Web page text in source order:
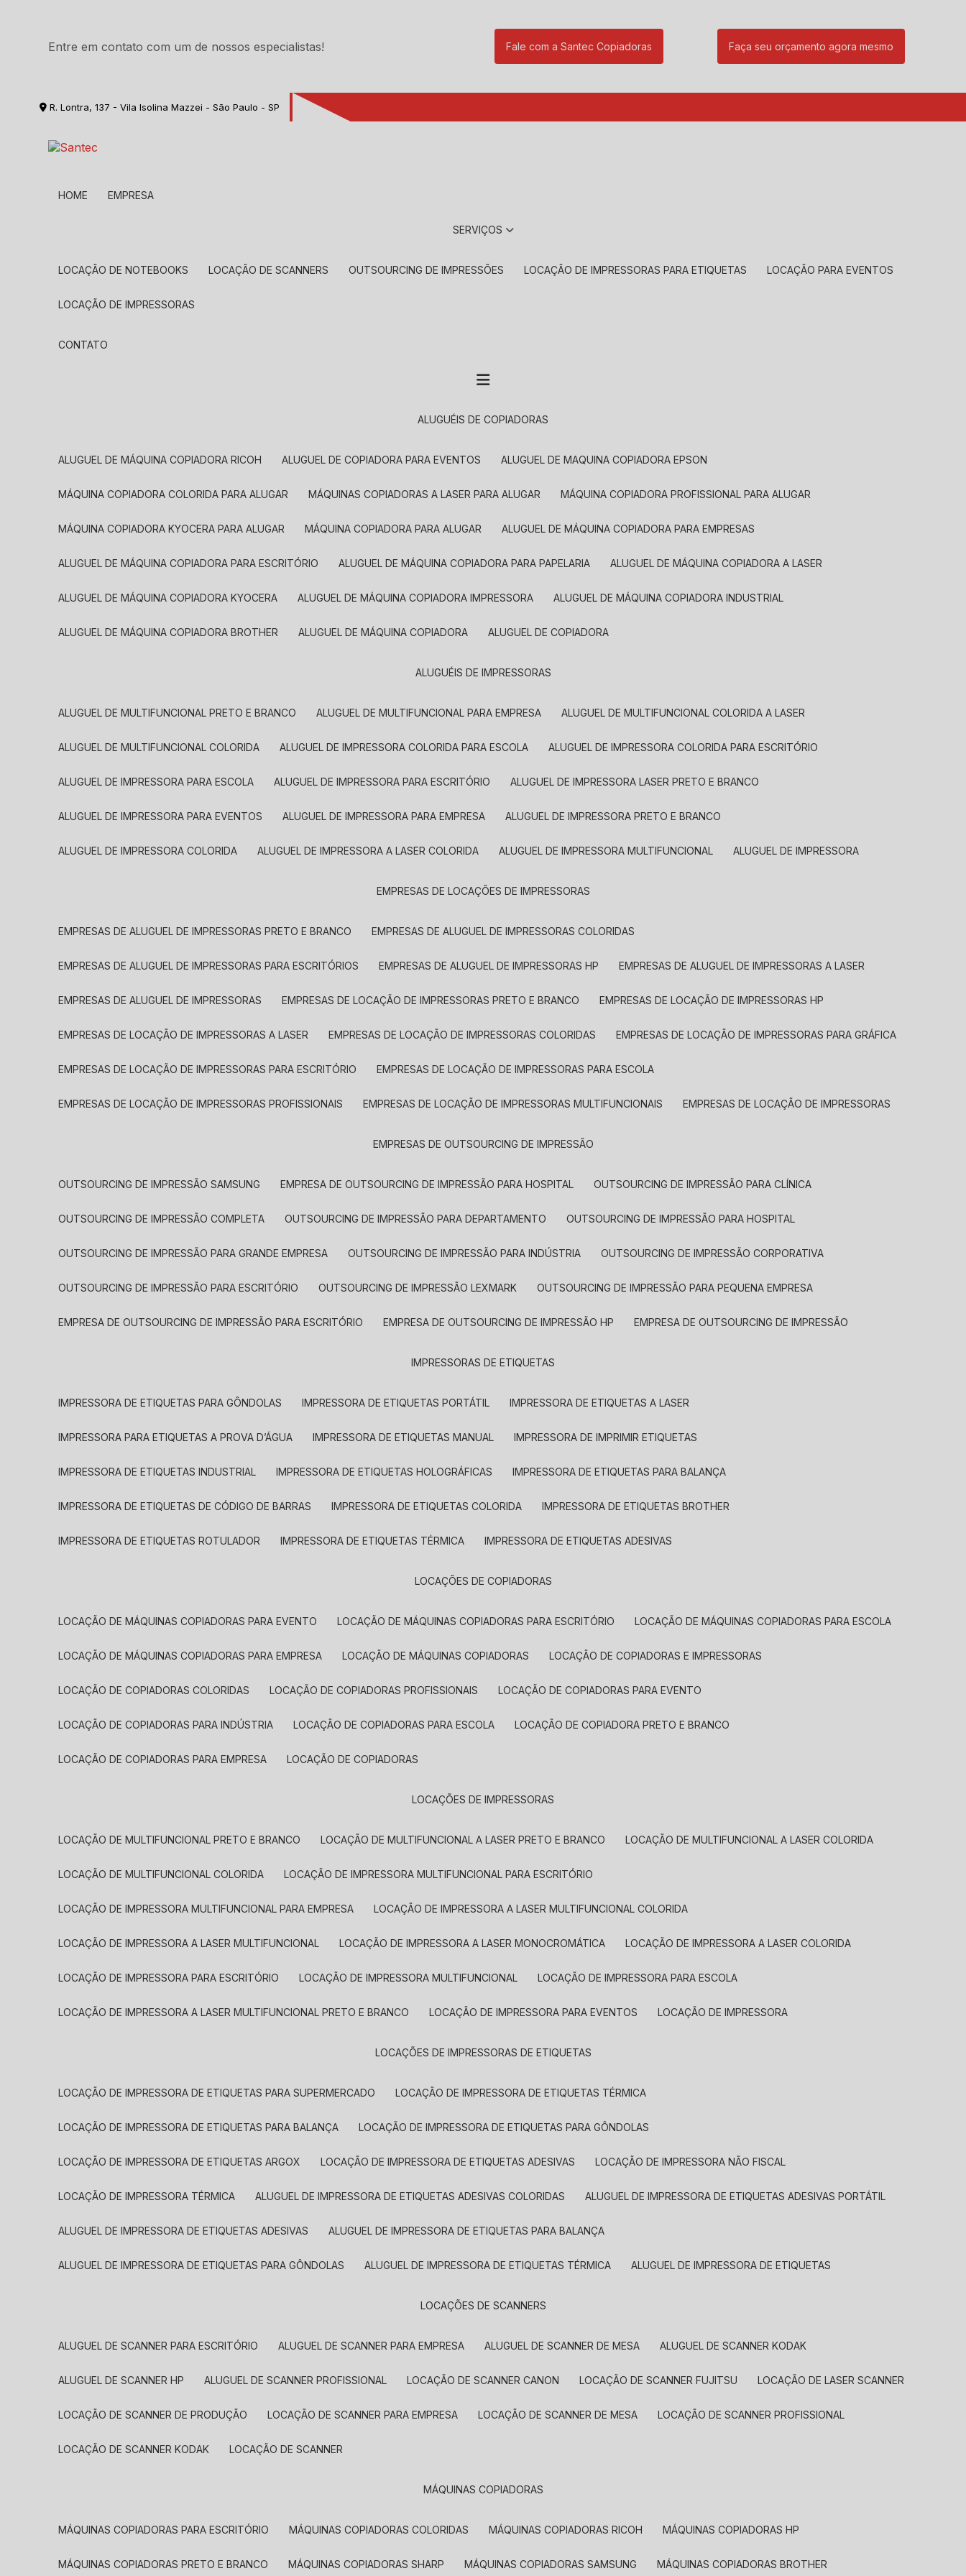
Entre em contato com um de nossos especialistas! Fale com a Santec Copiadoras Faça seu orçamento agora mesmo
R. Lontra, 137 - Vila Isolina Mazzei - São Paulo - SP
HOME EMPRESA
SERVIÇOS
LOCAÇÃO DE NOTEBOOKS LOCAÇÃO DE SCANNERS OUTSOURCING DE IMPRESSÕES LOCAÇÃO DE IMPRESSORAS PARA ETIQUETAS LOCAÇÃO PARA EVENTOS
LOCAÇÃO DE IMPRESSORAS
CONTATO
ALUGUÉIS DE COPIADORAS
ALUGUEL DE MÁQUINA COPIADORA RICOH ALUGUEL DE COPIADORA PARA EVENTOS ALUGUEL DE MAQUINA COPIADORA EPSON
MÁQUINA COPIADORA COLORIDA PARA ALUGAR MÁQUINAS COPIADORAS A LASER PARA ALUGAR MÁQUINA COPIADORA PROFISSIONAL PARA ALUGAR
MÁQUINA COPIADORA KYOCERA PARA ALUGAR MÁQUINA COPIADORA PARA ALUGAR ALUGUEL DE MÁQUINA COPIADORA PARA EMPRESAS
ALUGUEL DE MÁQUINA COPIADORA PARA ESCRITÓRIO ALUGUEL DE MÁQUINA COPIADORA PARA PAPELARIA ALUGUEL DE MÁQUINA COPIADORA A LASER
ALUGUEL DE MÁQUINA COPIADORA KYOCERA ALUGUEL DE MÁQUINA COPIADORA IMPRESSORA ALUGUEL DE MÁQUINA COPIADORA INDUSTRIAL
ALUGUEL DE MÁQUINA COPIADORA BROTHER ALUGUEL DE MÁQUINA COPIADORA ALUGUEL DE COPIADORA
ALUGUÉIS DE IMPRESSORAS
ALUGUEL DE MULTIFUNCIONAL PRETO E BRANCO ALUGUEL DE MULTIFUNCIONAL PARA EMPRESA ALUGUEL DE MULTIFUNCIONAL COLORIDA A LASER
ALUGUEL DE MULTIFUNCIONAL COLORIDA ALUGUEL DE IMPRESSORA COLORIDA PARA ESCOLA ALUGUEL DE IMPRESSORA COLORIDA PARA ESCRITÓRIO
ALUGUEL DE IMPRESSORA PARA ESCOLA ALUGUEL DE IMPRESSORA PARA ESCRITÓRIO ALUGUEL DE IMPRESSORA LASER PRETO E BRANCO
ALUGUEL DE IMPRESSORA PARA EVENTOS ALUGUEL DE IMPRESSORA PARA EMPRESA ALUGUEL DE IMPRESSORA PRETO E BRANCO
ALUGUEL DE IMPRESSORA COLORIDA ALUGUEL DE IMPRESSORA A LASER COLORIDA ALUGUEL DE IMPRESSORA MULTIFUNCIONAL ALUGUEL DE IMPRESSORA
EMPRESAS DE LOCAÇÕES DE IMPRESSORAS
EMPRESAS DE ALUGUEL DE IMPRESSORAS PRETO E BRANCO EMPRESAS DE ALUGUEL DE IMPRESSORAS COLORIDAS
EMPRESAS DE ALUGUEL DE IMPRESSORAS PARA ESCRITÓRIOS EMPRESAS DE ALUGUEL DE IMPRESSORAS HP EMPRESAS DE ALUGUEL DE IMPRESSORAS A LASER
EMPRESAS DE ALUGUEL DE IMPRESSORAS EMPRESAS DE LOCAÇÃO DE IMPRESSORAS PRETO E BRANCO EMPRESAS DE LOCAÇÃO DE IMPRESSORAS HP
EMPRESAS DE LOCAÇÃO DE IMPRESSORAS A LASER EMPRESAS DE LOCAÇÃO DE IMPRESSORAS COLORIDAS EMPRESAS DE LOCAÇÃO DE IMPRESSORAS PARA GRÁFICA
EMPRESAS DE LOCAÇÃO DE IMPRESSORAS PARA ESCRITÓRIO EMPRESAS DE LOCAÇÃO DE IMPRESSORAS PARA ESCOLA
EMPRESAS DE LOCAÇÃO DE IMPRESSORAS PROFISSIONAIS EMPRESAS DE LOCAÇÃO DE IMPRESSORAS MULTIFUNCIONAIS EMPRESAS DE LOCAÇÃO DE IMPRESSORAS
EMPRESAS DE OUTSOURCING DE IMPRESSÃO
OUTSOURCING DE IMPRESSÃO SAMSUNG EMPRESA DE OUTSOURCING DE IMPRESSÃO PARA HOSPITAL OUTSOURCING DE IMPRESSÃO PARA CLÍNICA
OUTSOURCING DE IMPRESSÃO COMPLETA OUTSOURCING DE IMPRESSÃO PARA DEPARTAMENTO OUTSOURCING DE IMPRESSÃO PARA HOSPITAL
OUTSOURCING DE IMPRESSÃO PARA GRANDE EMPRESA OUTSOURCING DE IMPRESSÃO PARA INDÚSTRIA OUTSOURCING DE IMPRESSÃO CORPORATIVA
OUTSOURCING DE IMPRESSÃO PARA ESCRITÓRIO OUTSOURCING DE IMPRESSÃO LEXMARK OUTSOURCING DE IMPRESSÃO PARA PEQUENA EMPRESA
EMPRESA DE OUTSOURCING DE IMPRESSÃO PARA ESCRITÓRIO EMPRESA DE OUTSOURCING DE IMPRESSÃO HP EMPRESA DE OUTSOURCING DE IMPRESSÃO
IMPRESSORAS DE ETIQUETAS
IMPRESSORA DE ETIQUETAS PARA GÔNDOLAS IMPRESSORA DE ETIQUETAS PORTÁTIL IMPRESSORA DE ETIQUETAS A LASER
IMPRESSORA PARA ETIQUETAS A PROVA D’ÁGUA IMPRESSORA DE ETIQUETAS MANUAL IMPRESSORA DE IMPRIMIR ETIQUETAS
IMPRESSORA DE ETIQUETAS INDUSTRIAL IMPRESSORA DE ETIQUETAS HOLOGRÁFICAS IMPRESSORA DE ETIQUETAS PARA BALANÇA
IMPRESSORA DE ETIQUETAS DE CÓDIGO DE BARRAS IMPRESSORA DE ETIQUETAS COLORIDA IMPRESSORA DE ETIQUETAS BROTHER
IMPRESSORA DE ETIQUETAS ROTULADOR IMPRESSORA DE ETIQUETAS TÉRMICA IMPRESSORA DE ETIQUETAS ADESIVAS
LOCAÇÕES DE COPIADORAS
LOCAÇÃO DE MÁQUINAS COPIADORAS PARA EVENTO LOCAÇÃO DE MÁQUINAS COPIADORAS PARA ESCRITÓRIO LOCAÇÃO DE MÁQUINAS COPIADORAS PARA ESCOLA
LOCAÇÃO DE MÁQUINAS COPIADORAS PARA EMPRESA LOCAÇÃO DE MÁQUINAS COPIADORAS LOCAÇÃO DE COPIADORAS E IMPRESSORAS
LOCAÇÃO DE COPIADORAS COLORIDAS LOCAÇÃO DE COPIADORAS PROFISSIONAIS LOCAÇÃO DE COPIADORAS PARA EVENTO
LOCAÇÃO DE COPIADORAS PARA INDÚSTRIA LOCAÇÃO DE COPIADORAS PARA ESCOLA LOCAÇÃO DE COPIADORA PRETO E BRANCO
LOCAÇÃO DE COPIADORAS PARA EMPRESA LOCAÇÃO DE COPIADORAS
LOCAÇÕES DE IMPRESSORAS
LOCAÇÃO DE MULTIFUNCIONAL PRETO E BRANCO LOCAÇÃO DE MULTIFUNCIONAL A LASER PRETO E BRANCO LOCAÇÃO DE MULTIFUNCIONAL A LASER COLORIDA
LOCAÇÃO DE MULTIFUNCIONAL COLORIDA LOCAÇÃO DE IMPRESSORA MULTIFUNCIONAL PARA ESCRITÓRIO
LOCAÇÃO DE IMPRESSORA MULTIFUNCIONAL PARA EMPRESA LOCAÇÃO DE IMPRESSORA A LASER MULTIFUNCIONAL COLORIDA
LOCAÇÃO DE IMPRESSORA A LASER MULTIFUNCIONAL LOCAÇÃO DE IMPRESSORA A LASER MONOCROMÁTICA LOCAÇÃO DE IMPRESSORA A LASER COLORIDA
LOCAÇÃO DE IMPRESSORA PARA ESCRITÓRIO LOCAÇÃO DE IMPRESSORA MULTIFUNCIONAL LOCAÇÃO DE IMPRESSORA PARA ESCOLA
LOCAÇÃO DE IMPRESSORA A LASER MULTIFUNCIONAL PRETO E BRANCO LOCAÇÃO DE IMPRESSORA PARA EVENTOS LOCAÇÃO DE IMPRESSORA
LOCAÇÕES DE IMPRESSORAS DE ETIQUETAS
LOCAÇÃO DE IMPRESSORA DE ETIQUETAS PARA SUPERMERCADO LOCAÇÃO DE IMPRESSORA DE ETIQUETAS TÉRMICA
LOCAÇÃO DE IMPRESSORA DE ETIQUETAS PARA BALANÇA LOCAÇÃO DE IMPRESSORA DE ETIQUETAS PARA GÔNDOLAS
LOCAÇÃO DE IMPRESSORA DE ETIQUETAS ARGOX LOCAÇÃO DE IMPRESSORA DE ETIQUETAS ADESIVAS LOCAÇÃO DE IMPRESSORA NÃO FISCAL
LOCAÇÃO DE IMPRESSORA TÉRMICA ALUGUEL DE IMPRESSORA DE ETIQUETAS ADESIVAS COLORIDAS ALUGUEL DE IMPRESSORA DE ETIQUETAS ADESIVAS PORTÁTIL
ALUGUEL DE IMPRESSORA DE ETIQUETAS ADESIVAS ALUGUEL DE IMPRESSORA DE ETIQUETAS PARA BALANÇA
ALUGUEL DE IMPRESSORA DE ETIQUETAS PARA GÔNDOLAS ALUGUEL DE IMPRESSORA DE ETIQUETAS TÉRMICA ALUGUEL DE IMPRESSORA DE ETIQUETAS
LOCAÇÕES DE SCANNERS
ALUGUEL DE SCANNER PARA ESCRITÓRIO ALUGUEL DE SCANNER PARA EMPRESA ALUGUEL DE SCANNER DE MESA ALUGUEL DE SCANNER KODAK
ALUGUEL DE SCANNER HP ALUGUEL DE SCANNER PROFISSIONAL LOCAÇÃO DE SCANNER CANON LOCAÇÃO DE SCANNER FUJITSU LOCAÇÃO DE LASER SCANNER
LOCAÇÃO DE SCANNER DE PRODUÇÃO LOCAÇÃO DE SCANNER PARA EMPRESA LOCAÇÃO DE SCANNER DE MESA LOCAÇÃO DE SCANNER PROFISSIONAL
LOCAÇÃO DE SCANNER KODAK LOCAÇÃO DE SCANNER
MÁQUINAS COPIADORAS
MÁQUINAS COPIADORAS PARA ESCRITÓRIO MÁQUINAS COPIADORAS COLORIDAS MÁQUINAS COPIADORAS RICOH MÁQUINAS COPIADORAS HP
MÁQUINAS COPIADORAS PRETO E BRANCO MÁQUINAS COPIADORAS SHARP MÁQUINAS COPIADORAS SAMSUNG MÁQUINAS COPIADORAS BROTHER